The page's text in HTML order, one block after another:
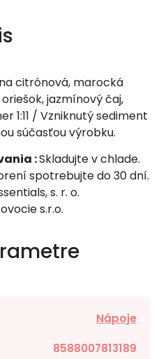
citrónová, marocká
jazmínový čaj,
1:11 / Vzniknutý sediment
súčasťou výrobku.
:Skladujte v chlade.
spotrebujte do 30 dní.
s. r. o.
s.r.o.
Nápoje
8588007813189